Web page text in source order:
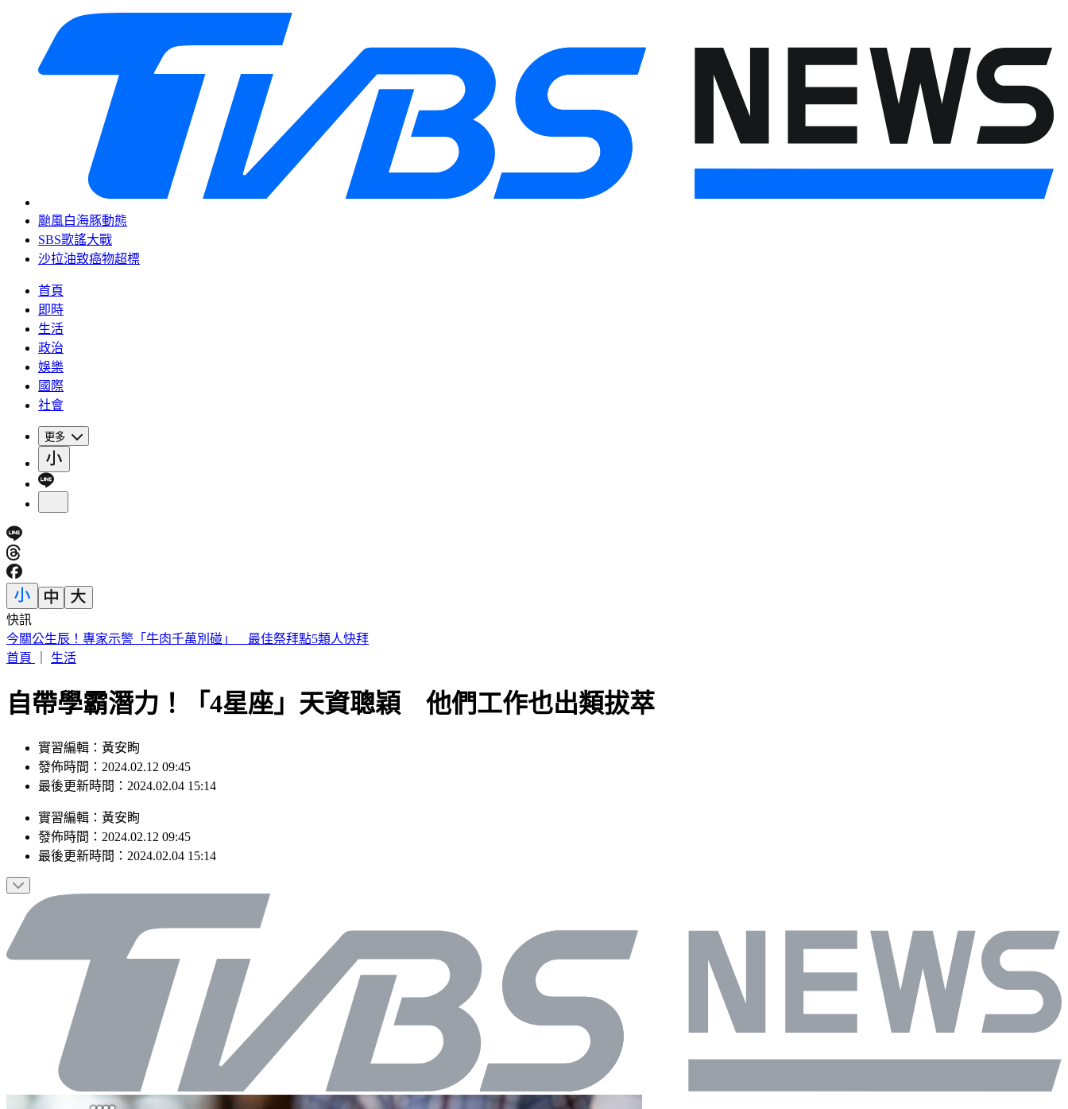
颱風白海豚動態
SBS歌謠大戰
沙拉油致癌物超標
首頁
即時
生活
政治
娛樂
國際
社會
更多
快訊
被選上國民法官該怎麼辦? 司法院廣告
首頁
生活
自帶學霸潛力！「4星座」天資聰穎 他們工作也出類拔萃
實習編輯：黃安眴
發佈時間：2024.02.12 09:45
最後更新時間：2024.02.04 15:14
實習編輯 ： 黃安眴
發佈時間： 2024.02.12 09:45
最後更新時間： 2024.02.04 15:14